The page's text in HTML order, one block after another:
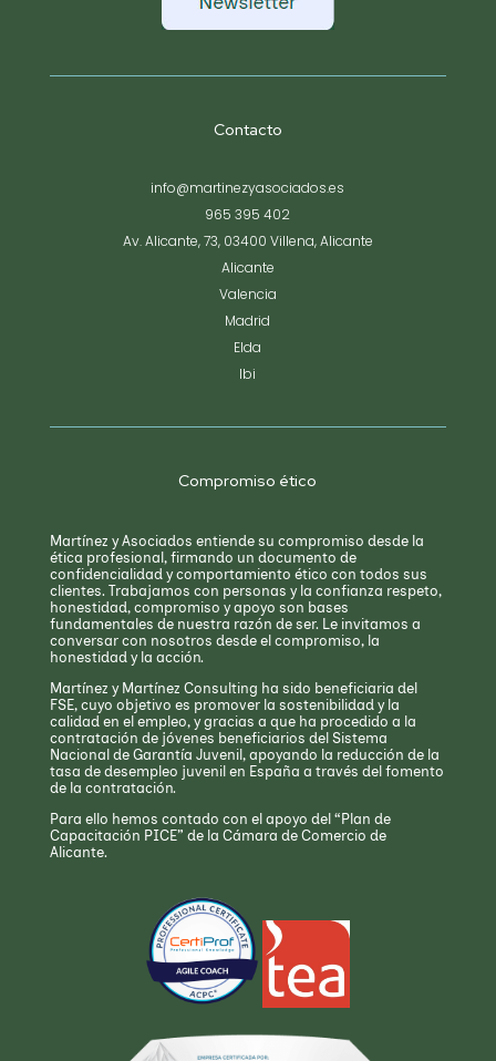
Contacto
info@martinezyasociados.es
965 395 402
Av. Alicante, 73, 03400 Villena, Alicante
Alicante
Valencia
Madrid
Elda
Ibi
Compromiso ético
Martínez y Asociados entiende su compromiso desde la
ética profesional, firmando un documento de
confidencialidad y comportamiento ético con todos sus
clientes. Trabajamos con personas y la confianza respeto,
honestidad, compromiso y apoyo son bases
fundamentales de nuestra razón de ser. Le invitamos a
conversar con nosotros desde el compromiso, la
honestidad y la acción.
Martínez y Martínez Consulting ha sido beneficiaria del
FSE, cuyo objetivo es promover la sostenibilidad y la
calidad en el empleo, y gracias a que ha procedido a la
contratación de jóvenes beneficiarios del Sistema
Nacional de Garantía Juvenil, apoyando la reducción de la
tasa de desempleo juvenil en España a través del fomento
de la contratación.
Para ello hemos contado con el apoyo del “Plan de
Capacitación PICE” de la Cámara de Comercio de
Alicante.